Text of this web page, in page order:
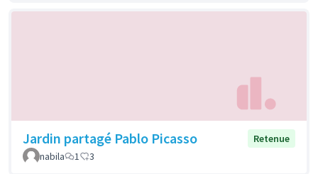
Jardin partagé Pablo Picasso
Retenue
nabila
1 3